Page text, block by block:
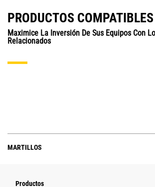
PRODUCTOS COMPATIBLES
Maximice La Inversión De Sus Equipos Con
Relacionados
MARTILLOS
Productos